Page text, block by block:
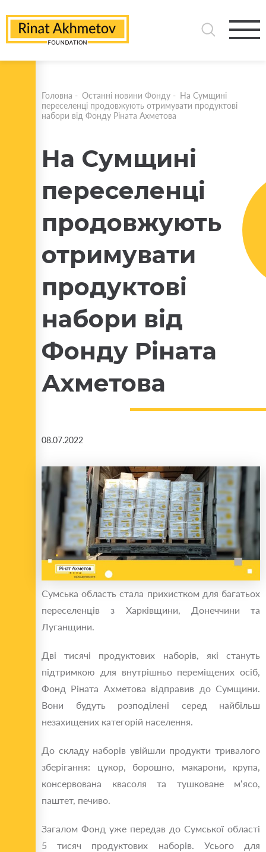
Головна - Останні новини Фонду - На Сумщині
переселенці продовжують отримувати продуктові
набори від Фонду Ріната Ахметова
На Сумщині
переселенці
продовжують
отримувати
продуктові
набори від
Фонду Ріната
Ахметова
08.07.2022
Сумська область стала прихистком для багатьох
переселенців з Харківщини, Донеччини та
Луганщини.
Дві тисячі продуктових наборів, які стануть
підтримкою для внутрішньо переміщених осіб,
Фонд Ріната Ахметова відправив до Сумщини.
Вони будуть розподілені серед найбільш
незахищених категорій населення.
До складу наборів увійшли продукти тривалого
зберігання: цукор, борошно, макарони, крупа,
консервована квасоля та тушковане м‘ясо,
паштет, печиво.
Загалом Фонд уже передав до Сумської області
5 тисяч продуктових наборів. Усього для